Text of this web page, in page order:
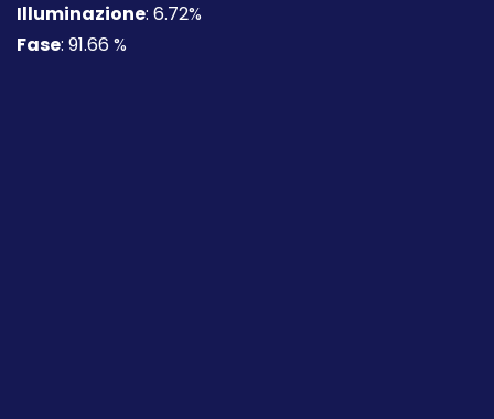
Illuminazione: 6.72%
Fase: 91.66 %